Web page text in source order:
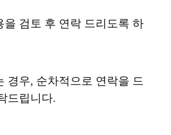
을 검토 후 연락 드리도록 하
경우, 순차적으로 연락을 드
드립니다.